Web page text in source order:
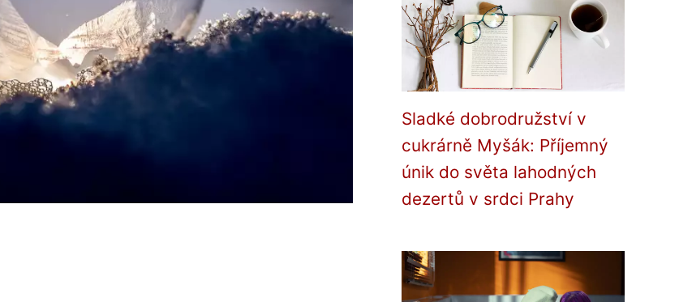
Sladké dobrodružství v
cukrárně Myšák: Příjemný
únik do světa lahodných
dezertů v srdci Prahy